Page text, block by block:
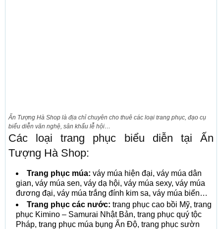
Ấn Tượng Hà Shop là địa chỉ chuyên cho thuê các loại trang phục, đạo cụ
biểu diễn văn nghệ, sân khấu lễ hội…
Các loại trang phục biểu diễn tại Ấn
Tượng Hà Shop:
Trang phục múa: váy múa hiện đại, váy múa dân
gian, váy múa sen, váy dạ hội, váy múa sexy, váy múa
đương đại, váy múa trắng đính kim sa, váy múa biển…
Trang phục các nước: trang phục cao bồi Mỹ, trang
phục Kimino – Samurai Nhật Bản, trang phục quý tộc
Pháp, trang phục múa bụng Ấn Độ, trang phục sườn